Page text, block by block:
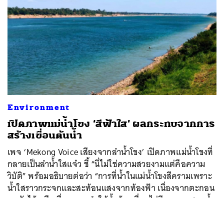
Environment
เปิดภาพแม่น้ำโขง ‘สีฟ้าใส’ ผลกระทบจากการ
สร้างเขื่อนต้นน้ำ
เพจ ‘Mekong Voice เสียงจากลำน้ำโขง’ เปิดภาพแม่น้ำโขงที่
กลายเป็นลำน้ำใสแจ๋ว ชี้ “นี่ไม่ใช่ความสวยงามแต่คือความ
วิบัติ” พร้อมอธิบายต่อว่า “การที่น้ำในแม่น้ำโขงสีครามเพราะ
น้ำใสราวกระจกและสะท้อนแสงจากท้องฟ้า เนื่องจากตะกอน